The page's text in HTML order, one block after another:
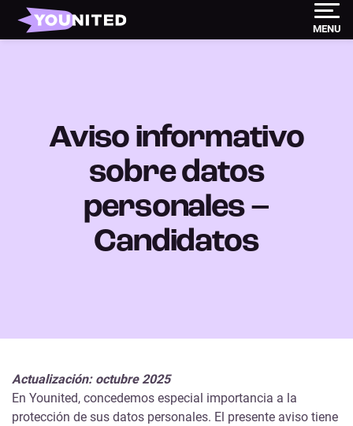
MENU
Aviso informativo
sobre datos
personales –
Candidatos
Actualización: octubre 2025
En Younited, concedemos especial importancia a la
protección de sus datos personales. El presente aviso tiene